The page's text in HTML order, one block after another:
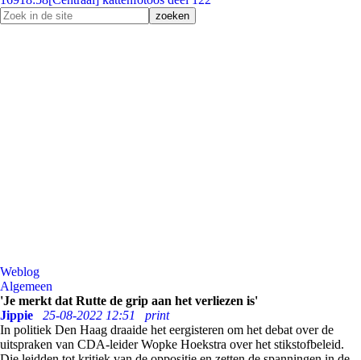
Weblog
Algemeen
'Je merkt dat Rutte de grip aan het verliezen is'
Jippie
25-08-2022 12:51
print
In politiek Den Haag draaide het eergisteren om het debat over de
uitspraken van CDA-leider Wopke Hoekstra over het stikstofbeleid.